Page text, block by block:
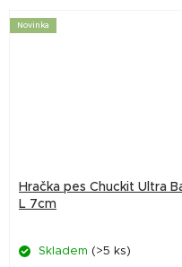
Novinka
Hračka pes Chuckit Ultra
L 7cm
Skladem (>5 ks)